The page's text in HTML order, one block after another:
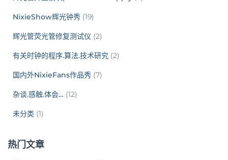
NixieShow辉光钟秀 (19)
辉光管荧光管修复测试仪 (2)
有关时钟的程序.算法.技术研究 (2)
国内外NixieFans作品秀 (7)
杂谈.感触.体会… (12)
未分类 (1)
热门文章